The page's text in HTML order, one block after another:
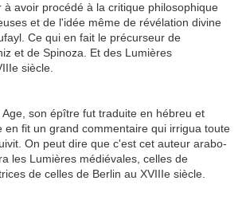
à avoir procédé à la critique philosophique
et de l'idée même de révélation divine
Ce qui en fait le précurseur de
et de Spinoza. Et des Lumières
siècle.
son épître fut traduite en hébreu et
en fit un grand commentaire qui irrigua toute
On peut dire que c'est cet auteur arabo-
les Lumières médiévales, celles de
de celles de Berlin au XVIIIe siècle.